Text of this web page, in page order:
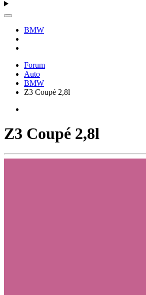
BMW
Forum
Auto
BMW
Z3 Coupé 2,8l
Z3 Coupé 2,8l